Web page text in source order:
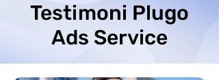
Testimoni Plugo
Ads Service